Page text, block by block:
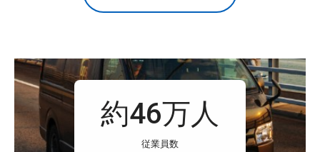
約46万人
従業員数